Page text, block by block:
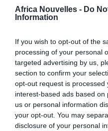
Africa Nouvelles - Do
Information
If you wish to opt-out of the
processing of your personal
targeted advertising by us,
section to confirm your
opt-out request is processed
interest-based ads based
us or personal information
your opt-out. You may
disclosure of your personal
WASHINGTON, 16 août
est décidément contraire
amendement de la
considérer le citoyen
naitra sur le territoire des
modification étaient